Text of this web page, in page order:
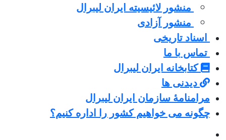
منشور لائیسیته ایران لیبرال
منشور آزادی
اسناد تاریخی
تماس با ما
کتابخانه ایران لیبرال
دیدنی ها
مرامنامۀ سازمان ایران لیبرال
چگونه می خواهیم کشور را اداره کنیم؟